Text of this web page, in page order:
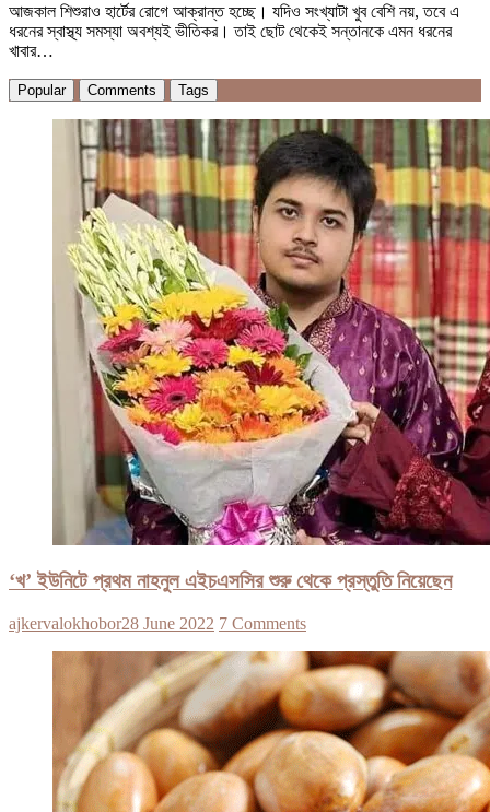
আজকাল শিশুরাও হার্টের রোগে আক্রান্ত হচ্ছে। যদিও সংখ্যাটা খুব বেশি নয়, তবে এ
ধরনের স্বাস্থ্য সমস্যা অবশ্যই ভীতিকর। তাই ছোট থেকেই সন্তানকে এমন ধরনের
খাবার…
Popular Comments Tags
‘খ’ ইউনিটে প্রথম নাহনুল এইচএসসির শুরু থেকে প্রস্তুতি নিয়েছেন
ajkervalokhobor28 June 2022 7 Comments